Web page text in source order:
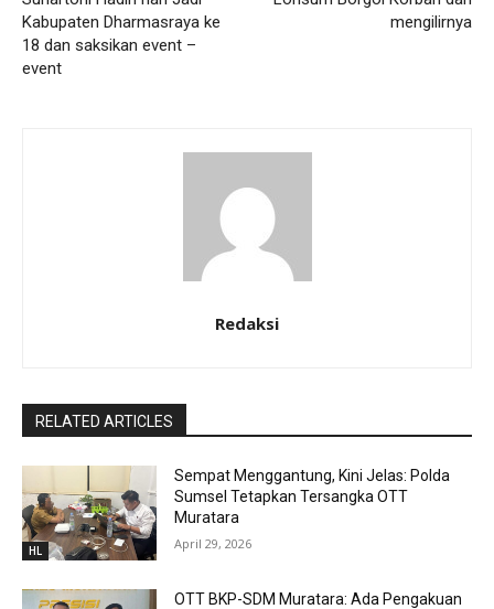
Kabupaten Dharmasraya ke
18 dan saksikan event –
event
mengilirnya
Redaksi
RELATED ARTICLES
HL
Sempat Menggantung, Kini Jelas: Polda
Sumsel Tetapkan Tersangka OTT
Muratara
April 29, 2026
OTT BKP-SDM Muratara: Ada Pengakuan